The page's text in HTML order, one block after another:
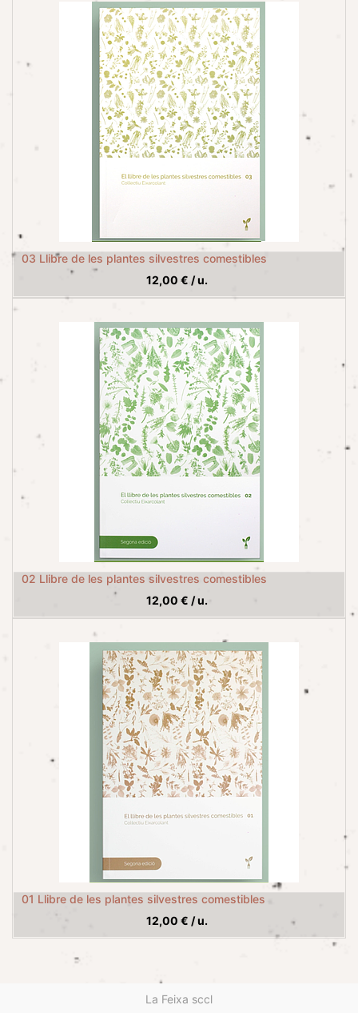
03 Llibre de les plantes silvestres comestibles
12,00 € /u.
02 Llibre de les plantes silvestres comestibles
12,00 € /u.
01 Llibre de les plantes silvestres comestibles
12,00 € /u.
La Feixa sccl